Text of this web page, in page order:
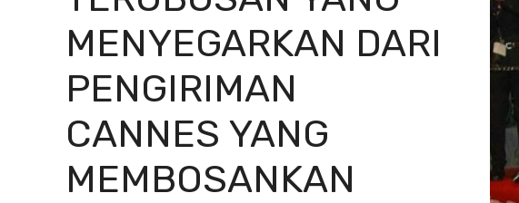
MENYEGARKAN DARI
PENGIRIMAN
CANNES YANG
MEMBOSANKAN